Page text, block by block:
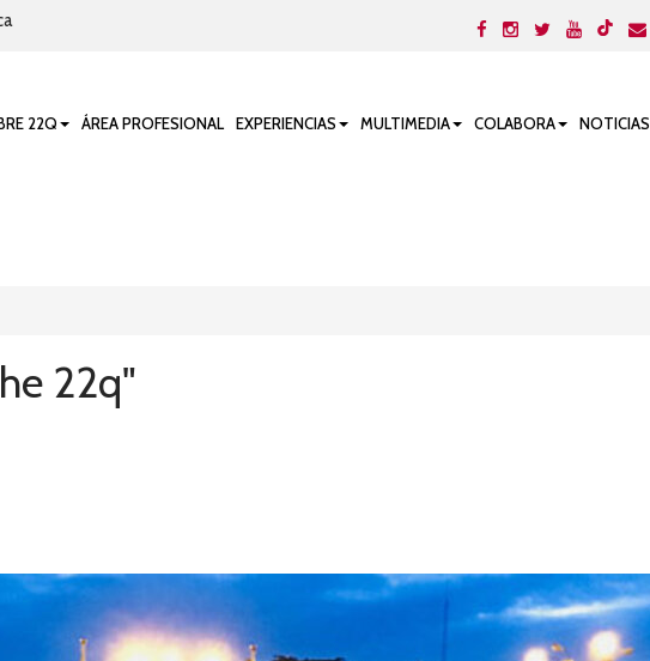
22Q ÁREA PROFESIONAL EXPERIENCIAS MULTIMEDIA COLABORA NOTICIAS
22q"